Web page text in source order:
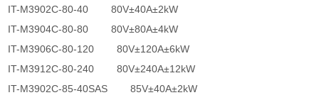
IT-M3902C-80-40 80V±40A±2kW
IT-M3904C-80-80 80V±80A±4kW
IT-M3906C-80-120 80V±120A±6kW
IT-M3912C-80-240 80V±240A±12kW
IT-M3902C-85-40SAS 85V±40A±2kW